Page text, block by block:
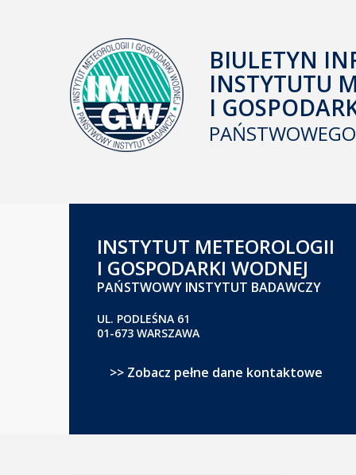
BIULETYN
INSTYTUTU
I
INSTYTUT METEOROLOGII
I GOSPODARKI WODNEJ
PAŃSTWOWY INSTYTUT BADAWCZY
UL. PODLEŚNA 61
01-673 WARSZAWA
>> Zobacz pełne dane kontaktowe